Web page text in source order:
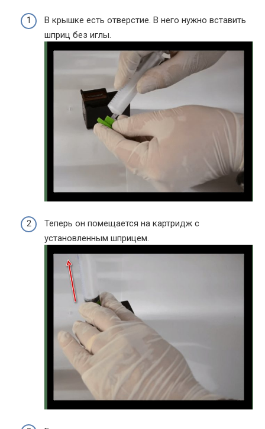
В крышке есть отверстие. В него нужно вставить
шприц без иглы.
Теперь он помещается на картридж с
установленным шприцем.